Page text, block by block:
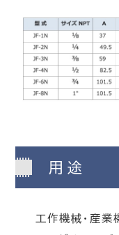
用途
工作機械・産業